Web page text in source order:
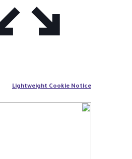
Lightweight Cookie Notice